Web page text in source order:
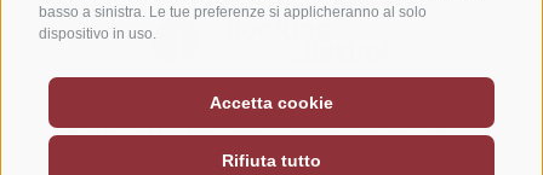
basso a sinistra. Le tue preferenze si applicheranno al solo
dispositivo in uso.
Accetta cookie
Rifiuta tutto
P.IVA 03192640211
CREDITS • MAPPA DEL SITO • COOKIE POLICY • PRIVACY
PREFERENZE COOKIES